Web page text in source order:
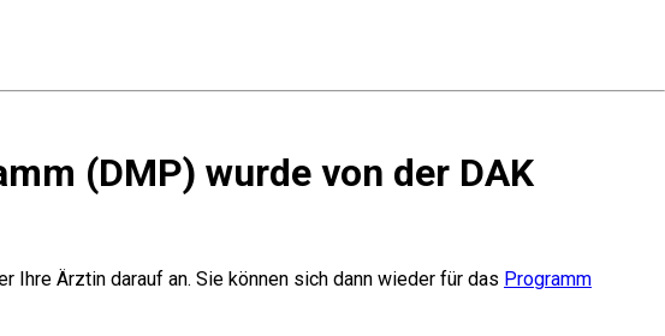
(DMP) wurde von der DAK
Ihre Ärztin darauf an. Sie können sich dann wieder für das Programm